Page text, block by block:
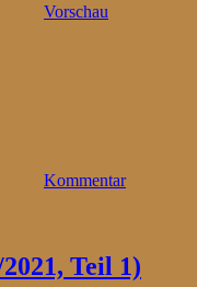
Vorschau
Kommentar
Teil 1)